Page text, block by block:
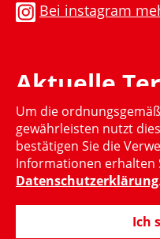
Bei instagram
Aktuelle
Momentan gibt es keinen
Um die
gewährleisten nutzt
bestätigen Sie die
Informationen erhalten
Datenschutzerklärung.
Ich